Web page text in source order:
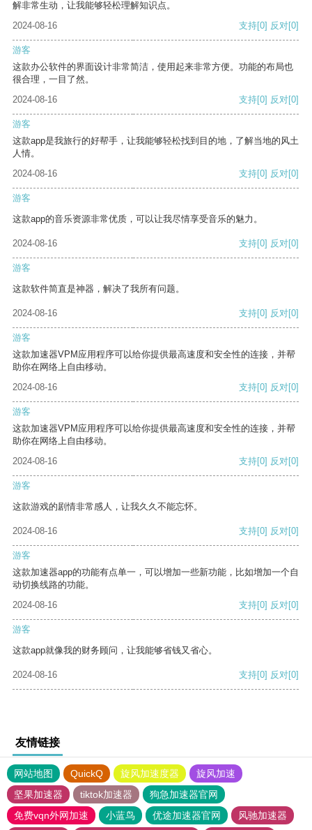
解非常生动，让我能够轻松理解知识点。
2024-08-16
支持[0] 反对[0]
游客
这款办公软件的界面设计非常简洁，使用起来非常方便。功能的布局也
很合理，一目了然。
2024-08-16
支持[0] 反对[0]
游客
这款app是我旅行的好帮手，让我能够轻松找到目的地，了解当地的风土
人情。
2024-08-16
支持[0] 反对[0]
游客
这款app的音乐资源非常优质，可以让我尽情享受音乐的魅力。
2024-08-16 支持[0] 反对[0]
游客
这款软件简直是神器，解决了我所有问题。
2024-08-16 支持[0] 反对[0]
游客
这款加速器VPM应用程序可以给你提供最高速度和安全性的连接，并帮
助你在网络上自由移动。
2024-08-16
支持[0] 反对[0]
游客
这款加速器VPM应用程序可以给你提供最高速度和安全性的连接，并帮
助你在网络上自由移动。
2024-08-16
支持[0] 反对[0]
游客
这款游戏的剧情非常感人，让我久久不能忘怀。
2024-08-16 支持[0] 反对[0]
游客
这款加速器app的功能有点单一，可以增加一些新功能，比如增加一个自
动切换线路的功能。
2024-08-16
支持[0] 反对[0]
游客
这款app就像我的财务顾问，让我能够省钱又省心。
2024-08-16 支持[0] 反对[0]
友情链接
网站地图 QuickQ 旋风加速度器
旋风加速
坚果加速器
tiktok加速器
狗急加速器官网
免费vqn外网加速
小蓝鸟 优途加速器官网
风驰加速器